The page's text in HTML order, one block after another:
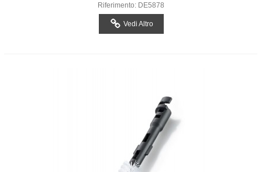
Riferimento: DE5878
Vedi Altro